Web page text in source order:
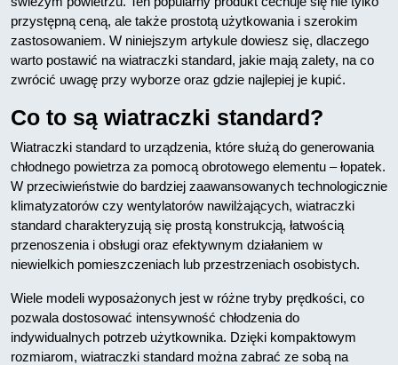
przystępną ceną, ale także prostotą użytkowania i szerokim
zastosowaniem. W niniejszym artykule dowiesz się, dlaczego
warto postawić na wiatraczki standard, jakie mają zalety, na co
zwrócić uwagę przy wyborze oraz gdzie najlepiej je kupić.
Co to są wiatraczki standard?
Wiatraczki standard to urządzenia, które służą do generowania
chłodnego powietrza za pomocą obrotowego elementu – łopatek.
W przeciwieństwie do bardziej zaawansowanych technologicznie
klimatyzatorów czy wentylatorów nawilżających, wiatraczki
standard charakteryzują się prostą konstrukcją, łatwością
przenoszenia i obsługi oraz efektywnym działaniem w
niewielkich pomieszczeniach lub przestrzeniach osobistych.
Wiele modeli wyposażonych jest w różne tryby prędkości, co
pozwala dostosować intensywność chłodzenia do
indywidualnych potrzeb użytkownika. Dzięki kompaktowym
rozmiarom, wiatraczki standard można zabrać ze sobą na